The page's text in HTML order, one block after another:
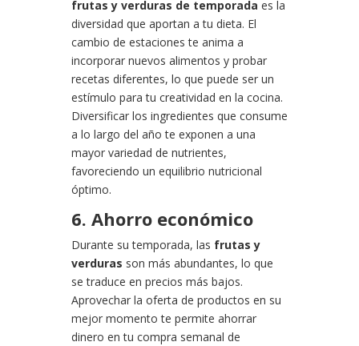
frutas y verduras de temporada es la
diversidad que aportan a tu dieta. El
cambio de estaciones te anima a
incorporar nuevos alimentos y probar
recetas diferentes, lo que puede ser un
estímulo para tu creatividad en la cocina.
Diversificar los ingredientes que consume
a lo largo del año te exponen a una
mayor variedad de nutrientes,
favoreciendo un equilibrio nutricional
óptimo.
6. Ahorro económico
Durante su temporada, las frutas y
verduras son más abundantes, lo que
se traduce en precios más bajos.
Aprovechar la oferta de productos en su
mejor momento te permite ahorrar
dinero en tu compra semanal de